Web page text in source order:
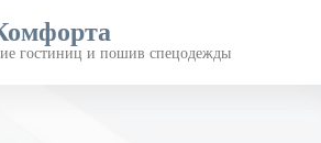
гостиниц и пошив спецодежды